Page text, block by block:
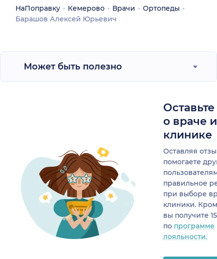
НаПоправку Кемерово Врачи
Ортопеды
Барашов Алексей Юрьевич
Может быть полезно
о враче
клинике
Оставляя
помогаете
правильное
при выборе
клиники.
вы получите
по программе
лояльности.